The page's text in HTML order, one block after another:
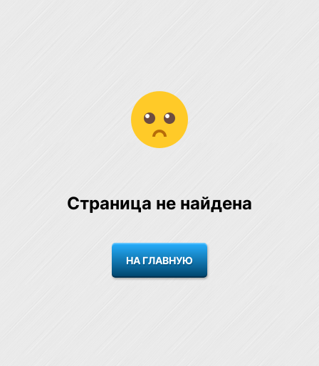
Страница не найдена
НА ГЛАВНУЮ